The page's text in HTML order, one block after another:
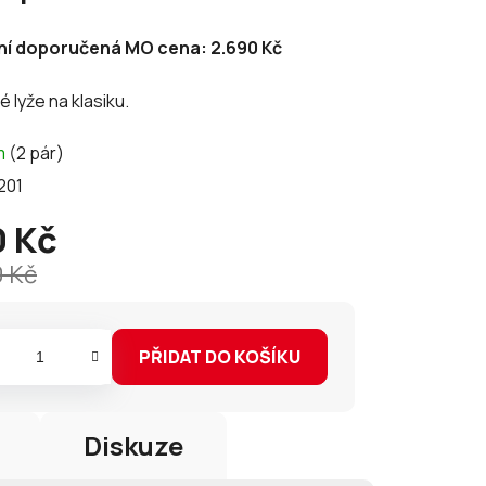
doporučená MO cena: 2.690 Kč
lyže na klasiku.
(2 pár)
Kč
Kč
PŘIDAT DO KOŠÍKU
Diskuze